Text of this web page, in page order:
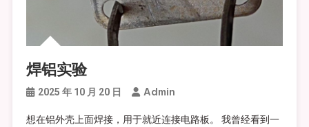
焊铝实验
2025 年 10 月 20 日 Admin
想在铝外壳上面焊接，用于就近连接电路板。 我曾经看到一